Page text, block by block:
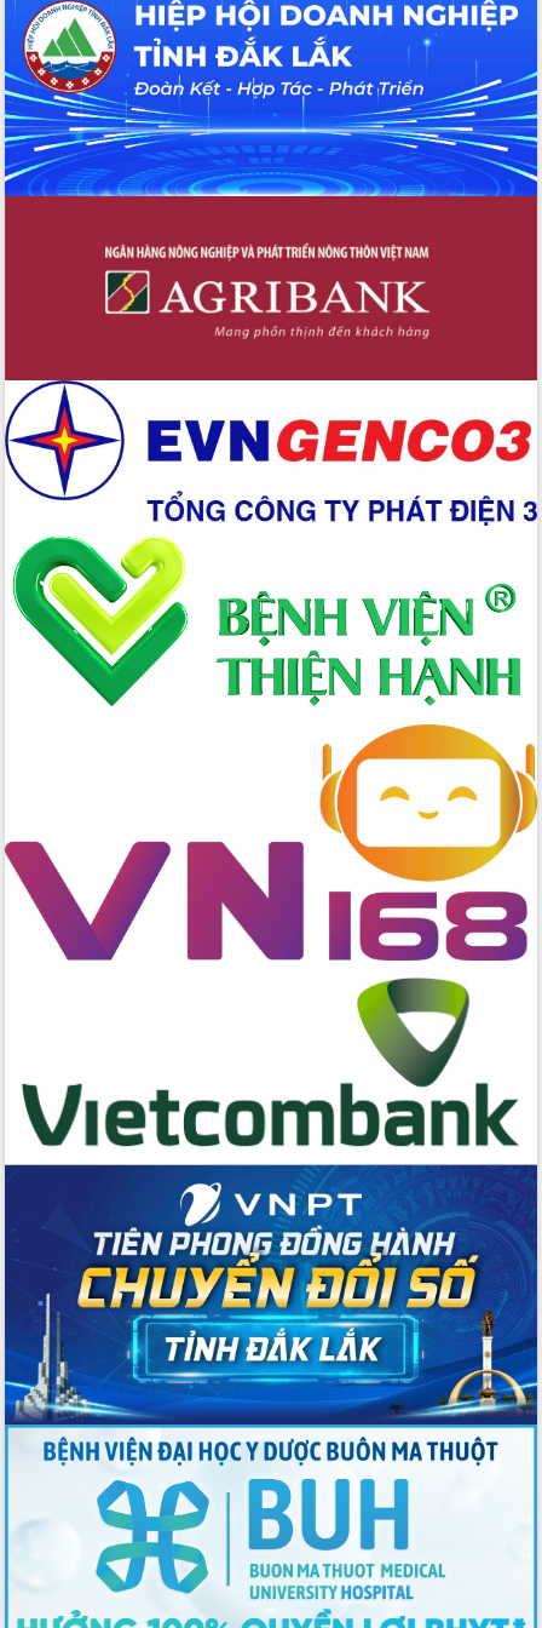
Hội thảo khoa học “Giải pháp thúc đẩy
phát triển nền kinh tế xanh tại tỉnh
Đắk Lắk”
Tăng cường giám sát, đôn đốc thực
hiện nhiệm vụ quản lý tài sản công
hàng tuần
Tháo gỡ những vướng mắc, đẩy mạnh
Đắk Lắk: Tôn vinh 46 giải pháp tại Hội
thi Sáng tạo Kỹ thuật 2024 - 2025
Đắk Lắk rà soát, điều chỉnh Đề án 190
Phó Chủ tịch UBND tỉnh Đắk Lắk
Trương Công Thái kiểm tra thực địa
Dự án cao tốc Khánh Hòa - Buôn Ma
Thuột
Định vị cà phê Việt Nam như một “di
sản sống” trong dòng chảy toàn cầu
Xây dựng nông thôn mới: Nâng cao đời
sống người dân từ những mô hình thiết
thực
Quyết liệt tháo gỡ vướng mắc, đẩy
nhanh tiến độ các dự án trọng điểm
trong Khu kinh tế Nam Phú Yên
Hòn Yến phát triển du lịch gắn với bảo
Phát động chiến dịch 30 ngày đêm
giải phóng mặt bằng Tuyến đường bộ
ven biển
Đắk Lắk nỗ lực thúc đẩy tăng trưởng
kinh tế từ 10% trở lên trong Quý
Thứ trưởng Bộ Y tế làm việc với tỉnh
Đắk Lắk về phát triển nhân lực y tế
cho trạm y tế cấp xã
Du lịch Đắk Lắk nâng tầm trải nghiệm
du khách thông qua Hệ thống cơ sở dữ
liệu và Bản đồ số
Tập huấn ứng dụng trí tuệ nhân tạo (AI)
trong thương mại điện tử năm 2026
Đoàn đại biểu Quốc hội tỉnh Đắk Lắk
trao đổi thông tin trước Kỳ họp thứ
nhất, Quốc hội khóa XVI
Quyết liệt cải cách hành chính, khơi
thông nguồn lực phát triển
Nâng cao hiệu lực, hiệu quả HĐND
tỉnh thông qua hiện đại hóa hành chính
Xã Ea Phê gắn cải cách hành chính với
chuyển đổi số
Phó Chủ tịch Thường trực UBND tỉnh
Hồ Thị Nguyên Thảo làm việc tại Trung